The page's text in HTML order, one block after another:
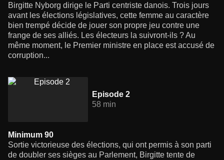
Birgitte Nyborg dirige le Parti centriste danois. Trois jours
avant les élections législatives, cette femme au caractère
bien trempé décide de jouer son propre jeu contre une
frange de ses alliés. Les électeurs la suivront-ils ? Au
même moment, le Premier ministre en place est accusé de
corruption...
Episode 2
58 min
Minimum 90
Sortie victorieuse des élections, qui ont permis à son parti
de doubler ses sièges au Parlement, Birgitte tente de